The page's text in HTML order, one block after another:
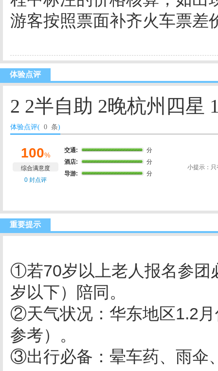
游客按照票面补齐火车票
体验点评
2 2半自助 2晚杭州四星
体验点评( 0 条)
100%
综合满意度
0 封点评
交通:
分
酒店:
分
导游:
分
小提示：
重要提示
①若70岁以上老人报名参团
岁以下）陪
②天气状况：华东地区1.2
参考）
③出行必备：晕车药、雨伞